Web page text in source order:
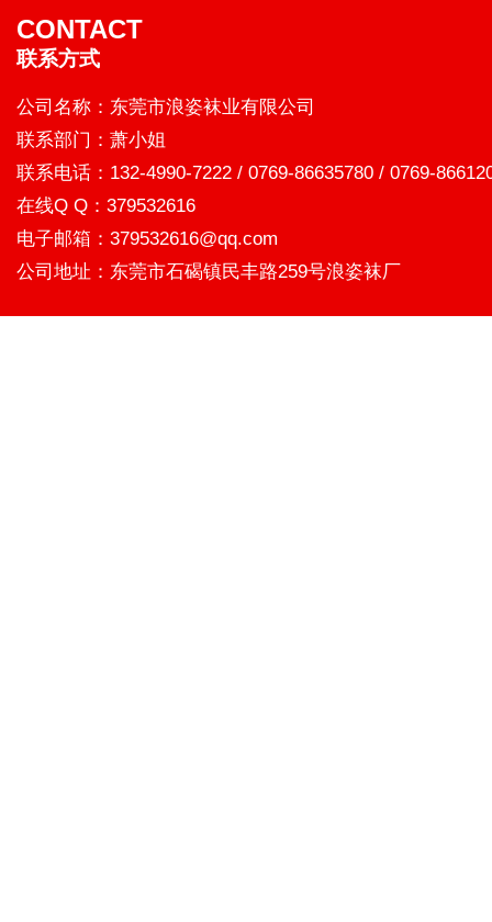
CONTACT
联系方式
公司名称：东莞市浪姿袜业有限公司
联系部门：萧小姐
联系电话：132-4990-7222 / 0769-86635780 / 0769-
在线Q Q：379532616
电子邮箱：379532616@qq.com
公司地址：东莞市石碣镇民丰路259号浪姿袜厂